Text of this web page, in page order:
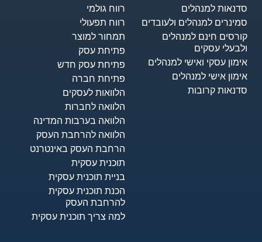
סדנאות למנהלים
סמינרים למנהלים ולעובדים
קורסים חינם למנהלים
ולבעלי עסקים
אימון עסקי ואישי למנהלים
אימון אישי למנהלים
סדנאות קרובות
רווח גולמי
רווח תפעולי
תמחור למוצר
פתיחת עסק
פתיחת עסק חדש
פתיחת חברה
הלוואות לעסקים​
הלוואה לחברות
הלוואה בערבות המדינה
הלוואה להרחבת העסק
הרחבת העסק באינטרנט
תוכנית עסקית
בניית תוכנית עסקית
הכנת תוכנית עסקית
להרחבת העסק
למה צריך תוכנית עסקית